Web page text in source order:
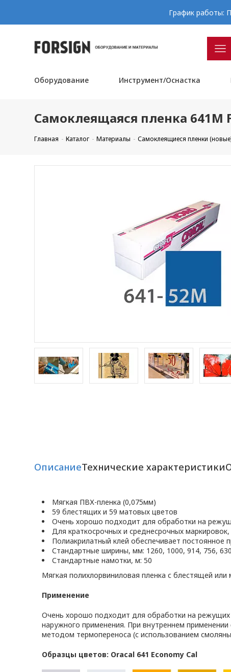
График работы:
Оборудование Инструмент/Оснастка
Самоклеящаяся пленка 641M
Главная Каталог Материалы Самоклеящиеся пленки
ОписаниеТехнические характеристики
Мягкая ПВХ-пленка (0,075мм)
59 блестящих и 59 матовых цветов
Очень хорошо подходит для обработки на
Для краткосрочных и среднесрочных
Полиакрилатный клей обеспечивает постоянное
Стандартные ширины, мм: 1260, 1000, 914, 756,
Стандартные намотки, м: 50
Мягкая полихлорвиниловая пленка с блестящей
Применение
Очень хорошо подходит для обработки на режущих
наружного применения. При внутреннем
методом термопереноса (с использованием
Образцы цветов: Oracal 641 Economy Cal